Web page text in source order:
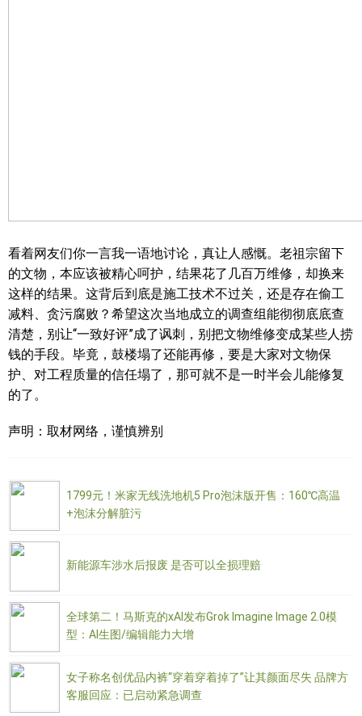
看着网友们你一言我一语地讨论，真让人感慨。老祖宗留下
的文物，本应该被精心呵护，结果花了几百万维修，却换来
这样的结果。这背后到底是施工技术不过关，还是存在偷工
减料、贪污腐败？希望这次当地成立的调查组能彻彻底底查
清楚，别让“一致好评”成了讽刺，别把文物维修变成某些人捞
钱的手段。毕竟，鼓楼塌了还能再修，要是大家对文物保
护、对工程质量的信任塌了，那可就不是一时半会儿能修复
的了。
声明：取材网络，谨慎辨别
1799元！米家无线洗地机5 Pro泡沫版开售：160℃高温
+泡沫分解脏污
新能源车涉水后报废 是否可以全损理赔
全球第二！马斯克的xAI发布Grok Imagine Image 2.0模
型：AI生图/编辑能力大增
女子称名创优品内裤“穿着穿着掉了”让其颜面尽失 品牌方
客服回应：已启动紧急调查